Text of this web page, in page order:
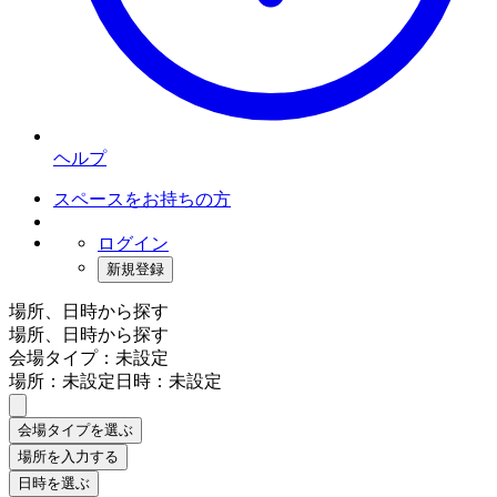
ヘルプ
スペースをお持ちの方
ログイン
新規登録
場所、日時から探す
場所、日時から探す
会場タイプ：未設定
場所：未設定日時：未設定
会場タイプを選ぶ
場所を入力する
日時を選ぶ